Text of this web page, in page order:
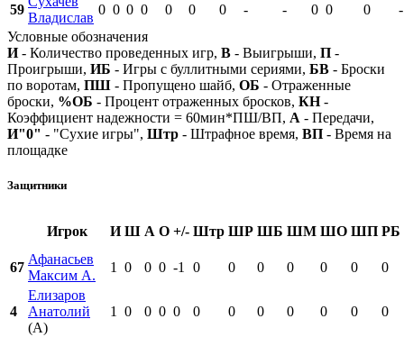
59
Владислав
0 0 0 0 0 0 0 - - 0 0 0
-
Условные обозначения
И- Количество проведенных игр, В - Выигрыши, П -
Проигрыши, ИБ - Игры с буллитными сериями, БВ - Броски
по воротам, ПШ - Пропущено шайб, ОБ - Отраженные
броски, %ОБ - Процент отраженных бросков, КН-
Коэффициент надежности = 60мин*ПШ/ВП, А - Передачи,
И"0" - "Сухие игры", Штр - Штрафное время, ВП - Время на
площадке
Защитники
Игрок И Ш А О +/- Штр ШР ШБ ШМ ШО ШП РБ
67
Афанасьев
Максим А.
1 0 0 0 -1 0 0 0 0 0 0 0
4
Елизаров
Анатолий
(А)
1 0 0 0 0 0 0 0 0 0 0 0